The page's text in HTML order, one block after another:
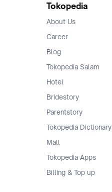
Tokopedia
About Us
Career
Blog
Tokopedia Salam
Hotel
Bridestory
Parentstory
Tokopedia Dictionary
Mall
Tokopedia Apps
Billing & Top up